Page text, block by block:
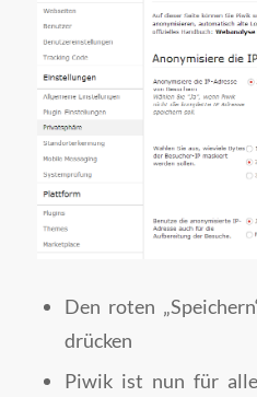
Den roten
drücken
Piwik ist nun für